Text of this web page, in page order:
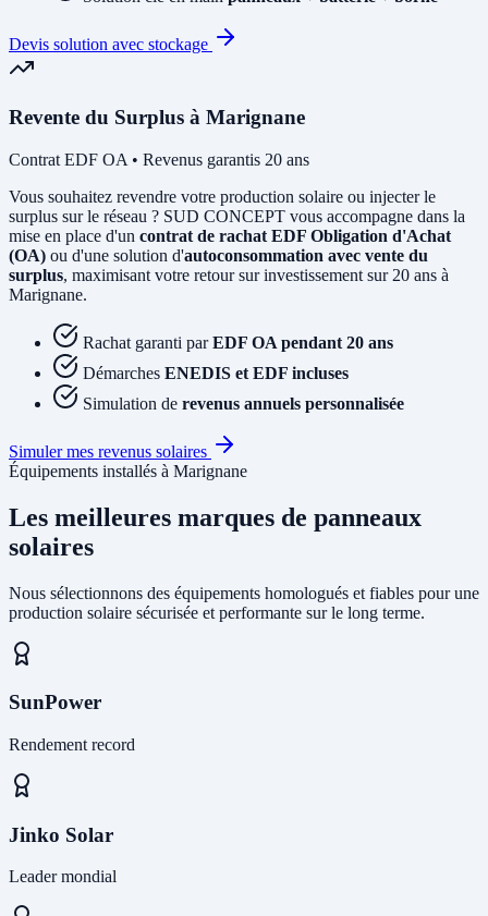
Devis solution avec stockage
Revente du Surplus à Marignane
Contrat EDF OA • Revenus garantis 20 ans
Vous souhaitez revendre votre production solaire ou injecter le
surplus sur le réseau ? SUD CONCEPT vous accompagne dans la
mise en place d'un contrat de rachat EDF Obligation d'Achat
(OA) ou d'une solution d'autoconsommation avec vente du
surplus, maximisant votre retour sur investissement sur 20 ans à
Marignane.
Rachat garanti parEDF OA pendant 20 ans
Démarches ENEDIS et EDF incluses
Simulation de revenus annuels personnalisée
Simuler mes revenus solaires
Équipements installés à Marignane
Les meilleures marques de panneaux
solaires
Nous sélectionnons des équipements homologués et fiables pour une
production solaire sécurisée et performante sur le long terme.
SunPower
Rendement record
Jinko Solar
Leader mondial